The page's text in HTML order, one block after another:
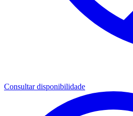
Consultar disponibilidade